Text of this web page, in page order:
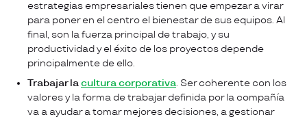
estrategias empresariales tienen que empezar a virar
para poner en el centro el bienestar de sus equipos. Al
final, son la fuerza principal de trabajo, y su
productividad y el éxito de los proyectos depende
principalmente de ello.
Trabajar lacultura corporativa. Ser coherente con los
valores y la forma de trabajar definida por la compañía
va a ayudar a tomar mejores decisiones, a gestionar